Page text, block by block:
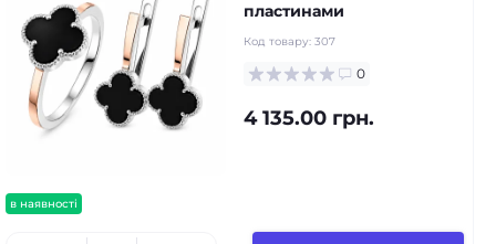
в наявності
пластинами
Код товару: 307
0
4 135.00 грн.